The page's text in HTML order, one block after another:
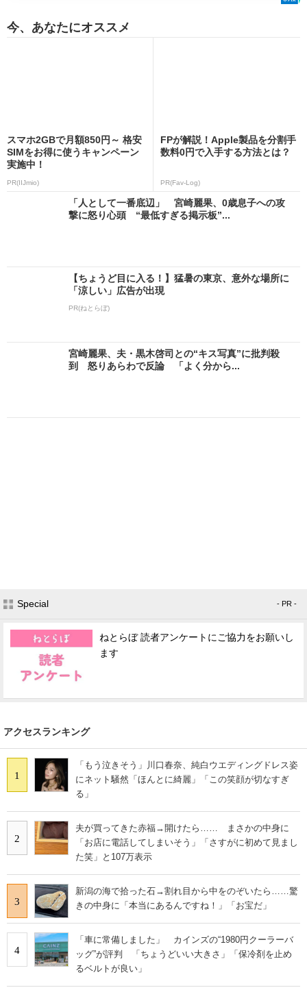
今、あなたにオススメ
スマホ2GBで月額850円～ 格安
SIMをお得に使うキャンペーン
実施中！
PR(IIJmio)
FPが解説！Apple製品を分割手
数料0円で入手する方法とは？
PR(Fav-Log)
「人として一番底辺」 宮崎麗果、0歳息子への攻
撃に怒り心頭 “最低すぎる掲示板”...
【ちょうど目に入る！】猛暑の東京、意外な場所に
「涼しい」広告が出現
PR(ねとらぼ)
宮崎麗果、夫・黒木啓司との“キス写真”に批判殺
到 怒りあらわで反論 「よく分から...
Special - PR -
ねとらぼ 読者アンケートにご協力をお願いし
ます
アクセスランキング
1
「もう泣きそう」川口春奈、純白ウエディングドレス姿
にネット騒然「ほんとに綺麗」「この笑顔が切なすぎ
る」
2
夫が買ってきた赤福→開けたら…… まさかの中身に
「お店に電話してしまいそう」「さすがに初めて見まし
た笑」と107万表示
3
新潟の海で拾った石→割れ目から中をのぞいたら……驚
きの中身に「本当にあるんですね！」「お宝だ」
4
「車に常備しました」 カインズの“1980円クーラーバ
ッグ”が評判 「ちょうどいい大きさ」「保冷剤を止め
るベルトが良い」